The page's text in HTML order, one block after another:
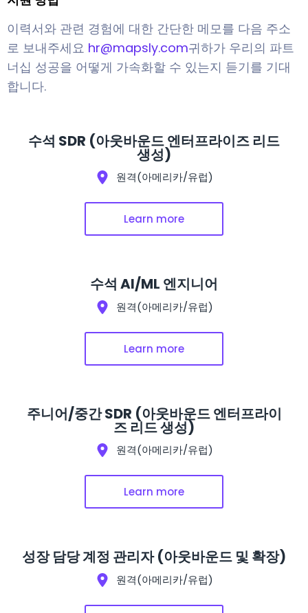
이력서와 관련 경험에 대한 간단한 메모를 다음 주소
로 보내주세요 hr@mapsly.com귀하가 우리의 파트
너십 성공을 어떻게 가속화할 수 있는지 듣기를 기대
합니다.
수석 SDR (아웃바운드 엔터프라이즈 리드
생성)
원격(아메리카/유럽)
Learn more
수석 AI/ML 엔지니어
원격(아메리카/유럽)
Learn more
주니어/중간 SDR (아웃바운드 엔터프라이
즈 리드 생성)
원격(아메리카/유럽)
Learn more
성장 담당 계정 관리자 (아웃바운드 및 확장)
원격(아메리카/유럽)